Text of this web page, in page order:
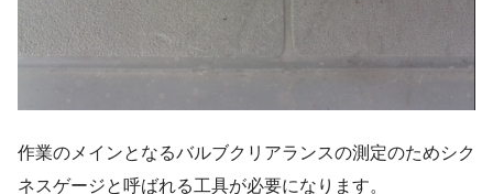
作業のメインとなるバルブクリアランスの測定のためシク
ネスゲージと呼ばれる工具が必要になります。